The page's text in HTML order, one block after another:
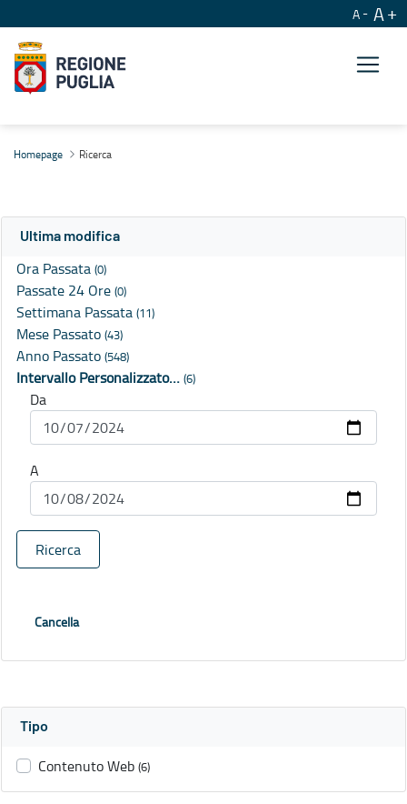
A A
Homepage Ricerca
Ultima modifica
Ora Passata (0)
Passate 24 Ore (0)
Settimana Passata (11)
Mese Passato (43)
Anno Passato (548)
Intervallo Personalizzato… (6)
Da
A
Ricerca
Cancella
Tipo
Contenuto Web (6)